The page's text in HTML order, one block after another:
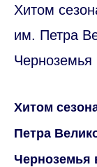
Хитом
им. Петра
Черноземья
Хитом
Петра
Черноземья